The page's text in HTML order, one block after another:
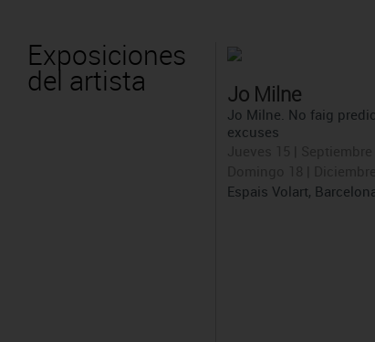
Exposiciones
del artista Jo Milne
Jo Milne. No faig
excuses
Espais Volart,